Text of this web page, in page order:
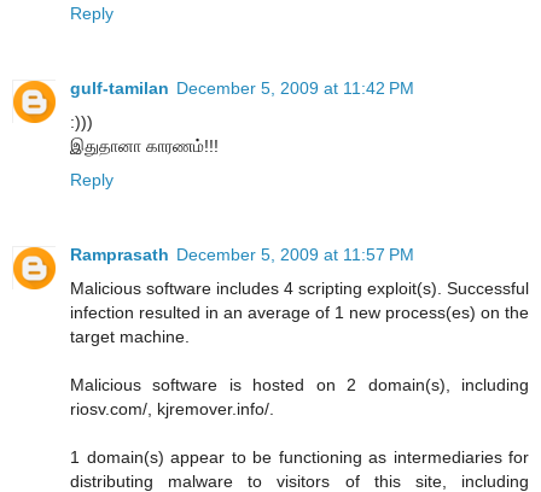
Reply
gulf-tamilan December 5, 2009 at 11:42 PM
:)))
இதுதானா காரணம்!!!
Reply
Ramprasath December 5, 2009 at 11:57 PM
Malicious software includes 4 scripting exploit(s). Successful
infection resulted in an average of 1 new process(es) on the
target machine.
Malicious software is hosted on 2 domain(s), including
riosv.com/, kjremover.info/.
1 domain(s) appear to be functioning as intermediaries for
distributing malware to visitors of this site, including